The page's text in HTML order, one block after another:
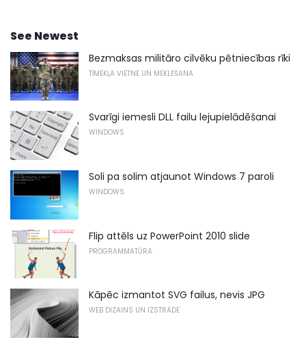
See Newest
Bezmaksas militāro cilvēku pētniecības rīki
TĪMEKĻA VIETNE UN MEKLĒŠANA
Svarīgi iemesli DLL failu lejupielādēšanai
WINDOWS
Soli pa solim atjaunot Windows 7 paroli
WINDOWS
Flip attēls uz PowerPoint 2010 slide
PROGRAMMATŪRA
Kāpēc izmantot SVG failus, nevis JPG
WEB DIZAINS UN IZSTRĀDE